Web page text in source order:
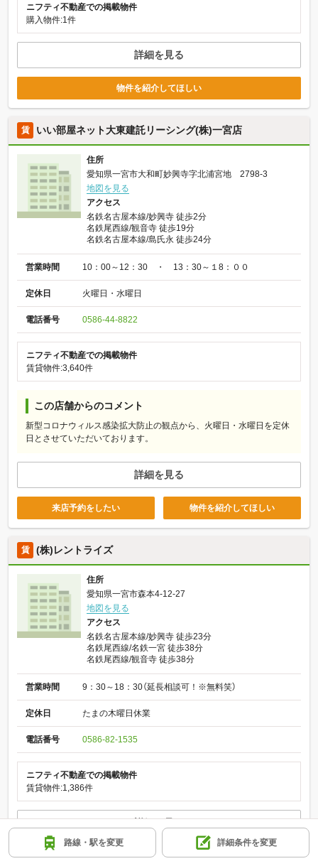
ニフティ不動産での掲載物件
購入物件:1件
詳細を見る
物件を紹介してほしい
賃 いい部屋ネット大東建託リーシング(株)一宮店
住所
愛知県一宮市大和町妙興寺字北浦宮地 2798-3
地図を見る
アクセス
名鉄名古屋本線/妙興寺 徒歩2分
名鉄尾西線/観音寺 徒歩19分
名鉄名古屋本線/島氏永 徒歩24分
営業時間 10：00～12：30 ・ 13：30～１8：００
定休日 火曜日・水曜日
電話番号 0586-44-8822
ニフティ不動産での掲載物件
賃貸物件:3,640件
この店舗からのコメント
新型コロナウィルス感染拡大防止の観点から、火曜日・水曜日を定休
日とさせていただいております。
詳細を見る
来店予約をしたい 物件を紹介してほしい
賃 (株)レントライズ
住所
愛知県一宮市森本4-12-27
地図を見る
アクセス
名鉄名古屋本線/妙興寺 徒歩23分
名鉄尾西線/名鉄一宮 徒歩38分
名鉄尾西線/観音寺 徒歩38分
営業時間 9：30～18：30（延長相談可！※無料笑）
定休日 たまの木曜日休業
電話番号 0586-82-1535
ニフティ不動産での掲載物件
賃貸物件:1,386件
詳細を見る
来店予約をしたい 物件を紹介してほしい
路線・駅を変更 詳細条件を変更